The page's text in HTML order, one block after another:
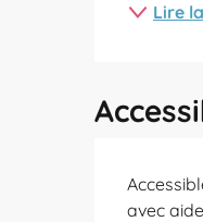
Lire
avec aide